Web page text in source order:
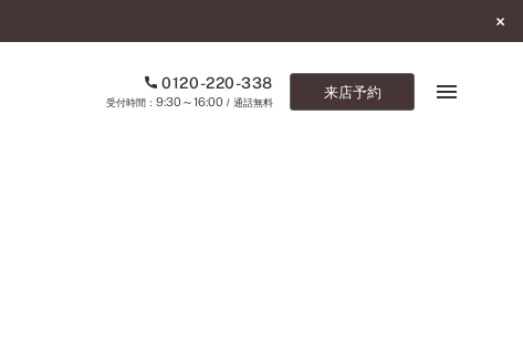
0120-220-338
9:30～16:00/ 通話無料
来店予約